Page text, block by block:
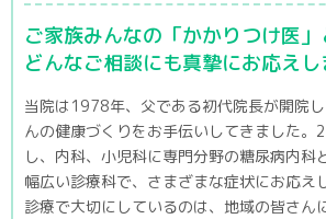
ご家族みんなの「かかりつけ医」
どんなご相談にも真摯にお応えし
当院は1978年、父である初代院長が開院
んの健康づくりをお手伝いしてきました
し、内科、小児科に専門分野の糖尿病内科
幅広い診療科で、さまざまな症状にお応え
診療で大切にしているのは、地域の皆さん